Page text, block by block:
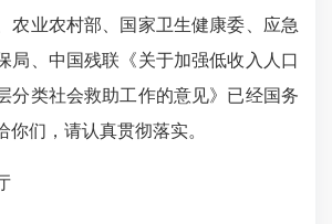
农业农村部、国家卫生健康委、应急
局、中国残联《关于加强低收入人口
分类社会救助工作的意见》已经国务
你们，请认真贯彻落实。
公厅